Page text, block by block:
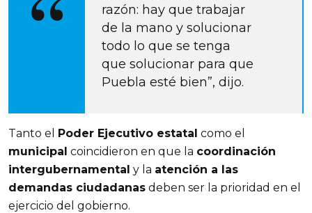
razón: hay que trabajar
de la mano y solucionar
todo lo que se tenga
que solucionar para que
Puebla esté bien”, dijo.
Tanto el Poder Ejecutivo estatal
municipal coincidieron en que la coordinación
intergubernamental y la atención a las
demandas ciudadanas deben ser la prioridad en el
ejercicio del gobierno.